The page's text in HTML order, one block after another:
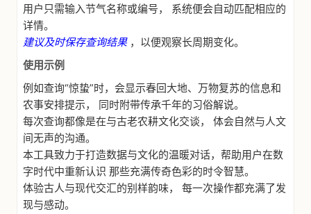
用户只需输入节气名称或编号， 系统便会自动匹配相应的
详情。
建议及时保存查询结果，以便观察长周期变化。
使用示例
例如查询“惊蛰”时，会显示春回大地、万物复苏的信息和
农事安排提示， 同时附带传承千年的习俗解说。
每次查询都像是在与古老农耕文化交谈， 体会自然与人文
间无声的沟通。
本工具致力于打造数据与文化的温暖对话，帮助用户在数
字时代中重新认识 那些充满传奇色彩的时令智慧。
体验古人与现代交汇的别样韵味， 每一次操作都充满了发
现与感动。